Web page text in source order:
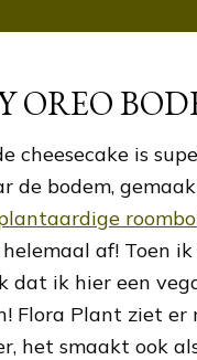
OREO
cheesecake is
de bodem,
af! Toen
dat ik hier een
Flora Plant ziet
het smaakt ook